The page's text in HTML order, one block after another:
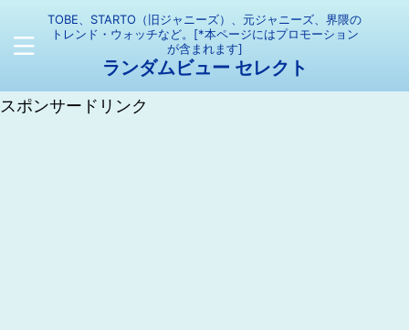
TOBE、STARTO（旧ジャニーズ）、元ジャニーズ、界隈の
トレンド・ウォッチなど。[*本ページにはプロモーション
が含まれます]
ランダムビュー セレクト
スポンサードリンク